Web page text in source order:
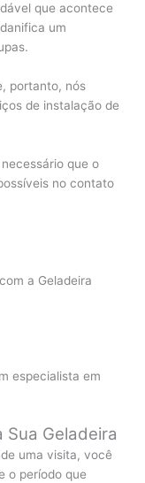
que acontece
um
portanto, nós
de instalação de
que o
no contato
a Geladeira
especialista em
Sua Geladeira
uma visita, você
o período que